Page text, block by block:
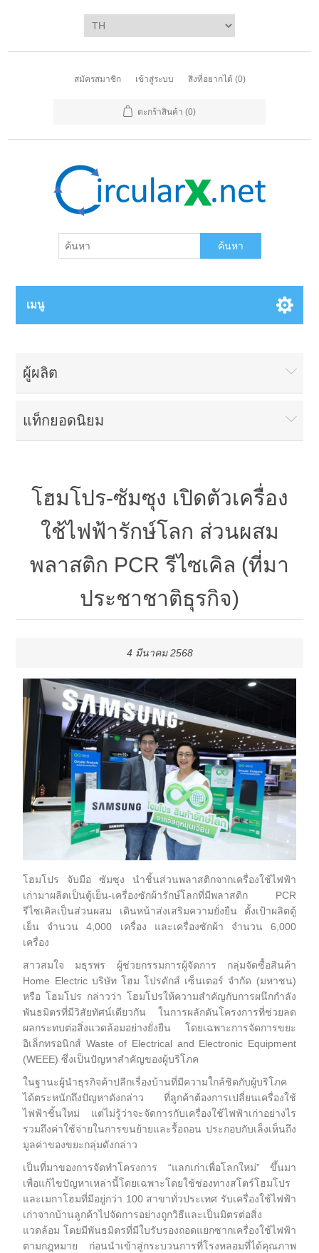
สมัครสมาชิก เข้าสู่ระบบ สิ่งที่อยากได้ (0)
ตะกร้าสินค้า (0)
ค้นหา
เมนู
ผู้ผลิต
แท็กยอดนิยม
โฮมโปร-ซัมซุง เปิดตัวเครื่อง
ใช้ไฟฟ้ารักษ์โลก ส่วนผสม
พลาสติก PCR รีไซเคิล (ที่มา
ประชาชาติธุรกิจ)
4 มีนาคม 2568
โฮมโปร จับมือ ซัมซุง นำชิ้นส่วนพลาสติกจากเครื่องใช้ไฟฟ้า
เก่ามาผลิตเป็นตู้เย็น-เครื่องซักผ้ารักษ์โลกที่มีพลาสติก PCR
รีไซเคิลเป็นส่วนผสม เดินหน้าส่งเสริมความยั่งยืน ตั้งเป้าผลิตตู้
เย็น จำนวน 4,000 เครื่อง และเครื่องซักผ้า จำนวน 6,000
เครื่อง
สาวสมใจ มธุรพร ผู้ช่วยกรรมการผู้จัดการ กลุ่มจัดซื้อสินค้า
Home Electric บริษัท โฮม โปรดักส์ เซ็นเตอร์ จำกัด (มหาชน)
หรือ โฮมโปร กล่าวว่า โฮมโปรให้ความสำคัญกับการผนึกกำลัง
พันธมิตรที่มีวิสัยทัศน์เดียวกัน ในการผลักดันโครงการที่ช่วยลด
ผลกระทบต่อสิ่งแวดล้อมอย่างยั่งยืน โดยเฉพาะการจัดการขยะ
อิเล็กทรอนิกส์ Waste of Electrical and Electronic Equipment
(WEEE) ซึ่งเป็นปัญหาสำคัญของผู้บริโภค
ในฐานะผู้นำธุรกิจค้าปลีกเรื่องบ้านที่มีความใกล้ชิดกับผู้บริโภค
ได้ตระหนักถึงปัญหาดังกล่าว ที่ลูกค้าต้องการเปลี่ยนเครื่องใช้
ไฟฟ้าชิ้นใหม่ แต่ไม่รู้ว่าจะจัดการกับเครื่องใช้ไฟฟ้าเก่าอย่างไร
รวมถึงค่าใช้จ่ายในการขนย้ายและรื้อถอน ประกอบกับเล็งเห็นถึง
มูลค่าของขยะกลุ่มดังกล่าว
เป็นที่มาของการจัดทำโครงการ “แลกเก่าเพื่อโลกใหม่” ขึ้นมา
เพื่อแก้ไขปัญหาเหล่านี้โดยเฉพาะโดยใช้ช่องทางสโตร์โฮมโปร
และเมกาโฮมที่มีอยู่กว่า 100 สาขาทั่วประเทศ รับเครื่องใช้ไฟฟ้า
เก่าจากบ้านลูกค้าไปจัดการอย่างถูกวิธีและเป็นมิตรต่อสิ่ง
แวดล้อม โดยมีพันธมิตรที่มีใบรับรองถอดแยกซากเครื่องใช้ไฟฟ้า
ตามกฎหมาย ก่อนนำเข้าสู่กระบวนการที่โรงหลอมที่ได้คุณภาพ